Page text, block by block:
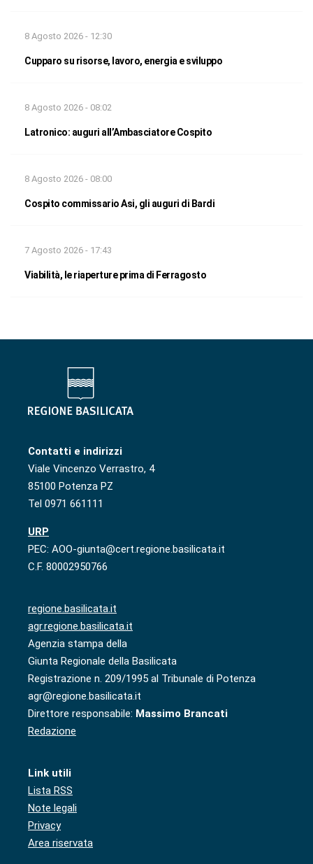
8 Agosto 2026 - 12:30
Cupparo su risorse, lavoro, energia e sviluppo
8 Agosto 2026 - 08:02
Latronico: auguri all’Ambasciatore Cospito
8 Agosto 2026 - 08:00
Cospito commissario Asi, gli auguri di Bardi
7 Agosto 2026 - 17:43
Viabilità, le riaperture prima di Ferragosto
Contatti e indirizzi
Viale Vincenzo Verrastro, 4
85100 Potenza PZ
Tel 0971 661111
URP
PEC: AOO-giunta@cert.regione.basilicata.it
C.F. 80002950766
regione.basilicata.it
agr.regione.basilicata.it
Agenzia stampa della
Giunta Regionale della Basilicata
Registrazione n. 209/1995 al Tribunale di Potenza
agr@regione.basilicata.it
Direttore responsabile: Massimo Brancati
Redazione
Link utili
Lista RSS
Note legali
Privacy
Area riservata